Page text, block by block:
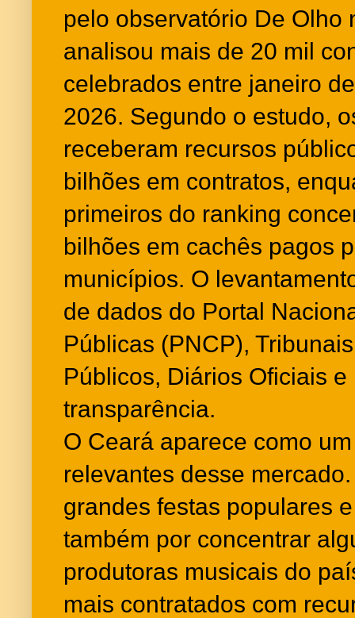
pelo observatório De Olho
analisou mais de 20 mil
celebrados entre janeiro
2026. Segundo o estudo,
receberam recursos
bilhões em contratos,
primeiros do ranking
bilhões em cachês pagos
municípios. O
de dados do Portal
Públicas (PNCP),
Públicos, Diários Oficiais e
transparência.
O Ceará aparece como
relevantes desse
grandes festas populares
também por concentrar
produtoras musicais do
mais contratados com